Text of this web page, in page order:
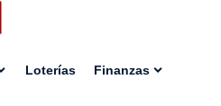
Loterías Finanzas